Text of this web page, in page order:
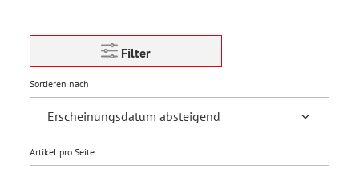
Filter
Sortieren nach
Artikel pro Seite